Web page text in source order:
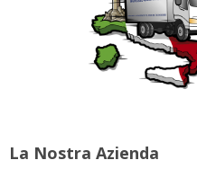
La Nostra Azienda